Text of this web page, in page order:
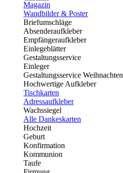
Magazin
Wandbilder & Poster
Briefumschläge
Absenderaufkleber
Empfängeraufkleber
Einlegeblätter
Gestaltungsservice
Einleger
Gestaltungsservice Weihnachten
Hochwertige Aufkleber
Tischkarten
Adressaufkleber
Wachssiegel
Alle Dankeskarten
Hochzeit
Geburt
Konfirmation
Kommunion
Taufe